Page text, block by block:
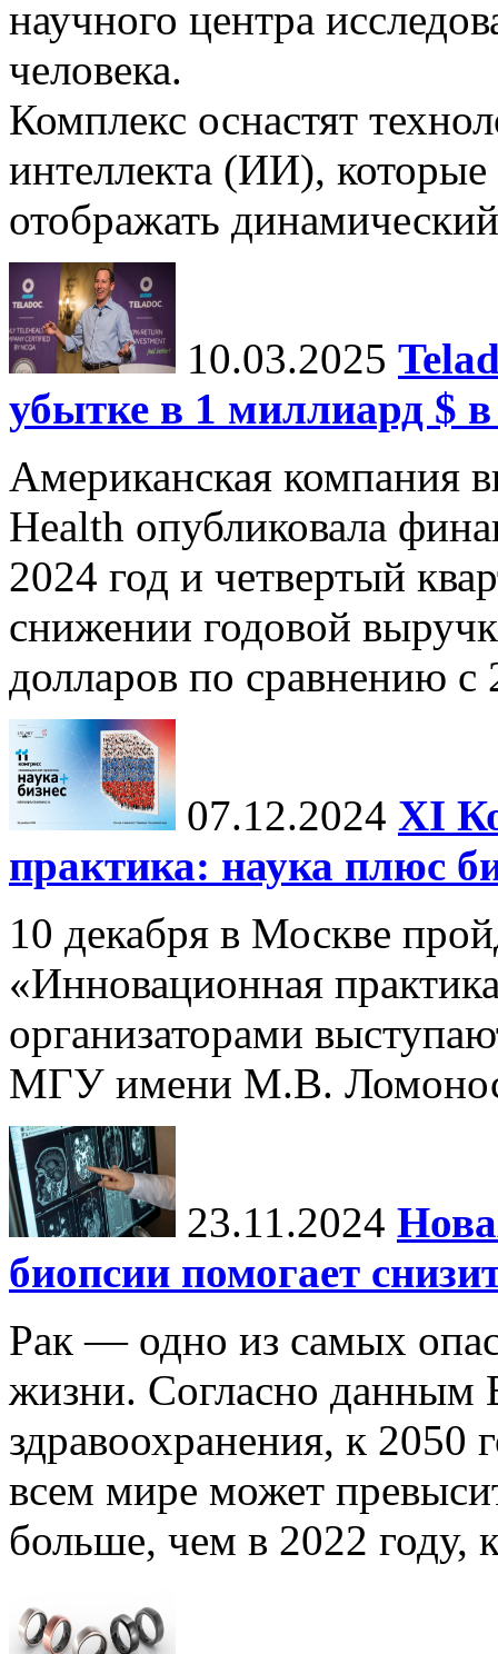
научного центра
человека.
Комплекс оснастят
интеллекта (ИИ),
отображать
10.03.2025
убытке в 1 миллиард $ в
Американская компания
Health опубликовала
2024 год и четвертый
снижении годовой
долларов по сравнению с
07.12.2024 ХI
практика: наука плюс
10 декабря в Москве
«Инновационная
организаторами
МГУ имени М.В.
23.11.2024
биопсии помогает
Рак — одно из самых
жизни. Согласно данным
здравоохранения, к 2050
всем мире может
больше, чем в 2022 году,